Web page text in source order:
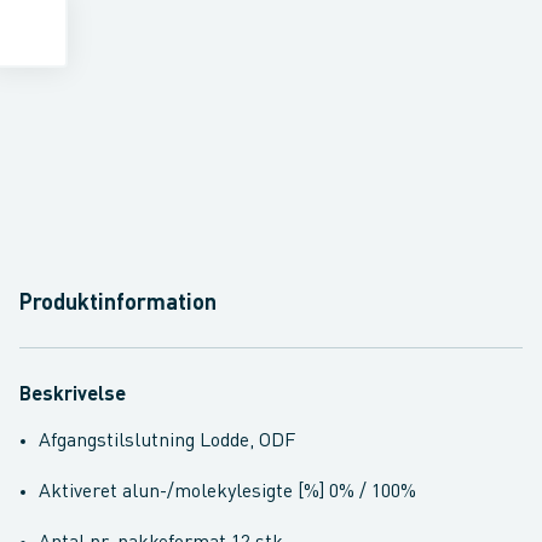
Produktinformation
Beskrivelse
Afgangstilslutning Lodde, ODF
Aktiveret alun-/molekylesigte [%] 0% / 100%